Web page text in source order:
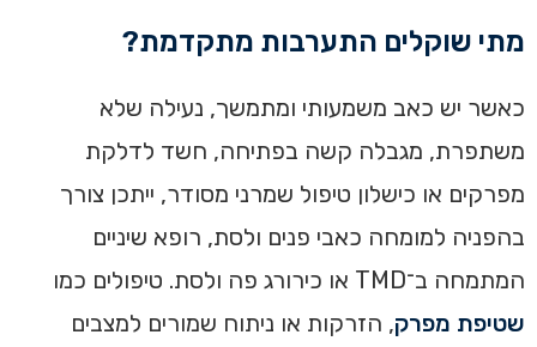
מתי שוקלים התערבות מתקדמת?
כאשר יש כאב משמעותי ומתמשך, נעילה שלא
משתפרת, מגבלה קשה בפתיחה, חשד לדלקת
מפרקים או כישלון טיפול שמרני מסודר, ייתכן צורך
בהפניה למומחה כאבי פנים ולסת, רופא שיניים
המתמחה ב־TMD או כירורג פה ולסת. טיפולים כמו
שטיפת מפרק, הזרקות או ניתוח שמורים למצבים